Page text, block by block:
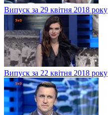
Випуск за 29 квітня 2018 року
Випуск за 22 квітня 2018 року